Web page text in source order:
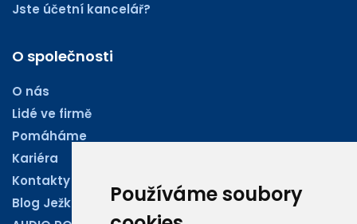
Používáme soubory
Jste účetní kancelář?
O společnosti
O nás
Lidé ve firmě
Pomáháme
Kariéra
Kontakty
Blog Ježkoviny